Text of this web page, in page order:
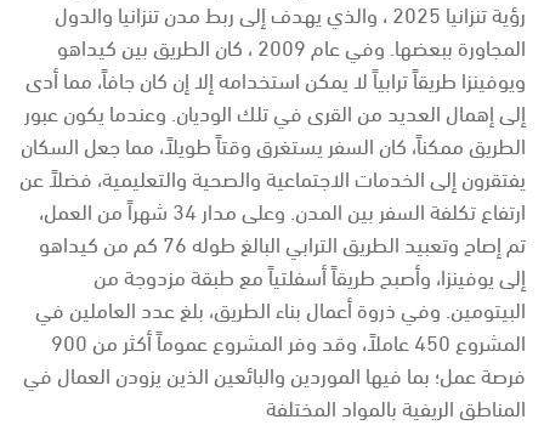
رؤية تنزانيا 2025 ، والذي يهدف إلى ربط مدن تنزانيا والدول
المجاورة ببعضها. وفي عام 2009 ، كان الطريق بين كيداهو
ويوفينزا طريقاً ترابياً لا يمكن استخدامه إلا إن كان جافاً، مما أدى
إلى إهمال العديد من القرى في تلك الوديان. وعندما يكون عبور
الطريق ممكناً، كان السفر يستغرق وقتاً طويلاً، مما جعل السكان
يفتقرون إلى الخدمات الاجتماعية والصحية والتعليمية، فضلاً عن
ارتفاع تكلفة السفر بين المدن. وعلى مدار 34 شهراً من العمل،
تم إصاح وتعبيد الطريق الترابي البالغ طوله 76 كم من كيداهو
إلى يوفينزا، وأصبح طريقاً أسفلتياً مع طبقة مزدوجة من
البيتومين. وفي ذروة أعمال بناء الطريق، بلغ عدد العاملين في
المشروع 450 عاملاً، وقد وفر المشروع عموماً أكثر من 900
فرصة عمل؛ بما فيها الموردين والبائعين الذين يزودن العمال في
المناطق الريفية بالمواد المختلفة